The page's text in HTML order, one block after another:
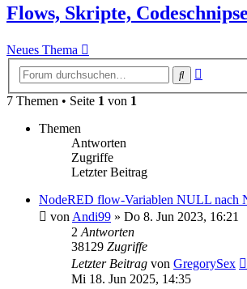
Flows, Skripte,
Neues Thema
Suche
7 Themen • Seite 1 von 1
Themen
Antworten
Zugriffe
Letzter Beitrag
NodeRED flow-Variablen NULL nach
von Andi99 » Do 8. Jun 2023, 16:21
2 Antworten
38129 Zugriffe
Letzter Beitrag von GregorySex
Mi 18. Jun 2025, 14:35